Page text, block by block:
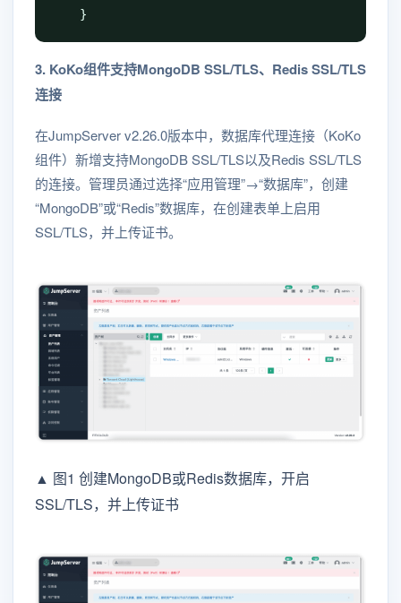
    }
3. KoKo组件支持MongoDB SSL/TLS、Redis SSL/TLS
连接
在JumpServer v2.26.0版本中，数据库代理连接（KoKo
组件）新增支持MongoDB SSL/TLS以及Redis SSL/TLS
的连接。管理员通过选择“应用管理”→“数据库”，创建
“MongoDB”或“Redis”数据库，在创建表单上启用
SSL/TLS，并上传证书。
▲ 图1 创建MongoDB或Redis数据库，开启
SSL/TLS，并上传证书